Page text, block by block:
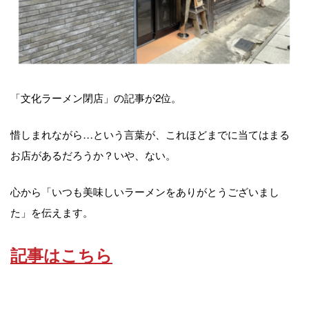
「文化ラーメン閉店」の記事が2位。
惜しまれながら…という言葉が、これほどまでに当てはまる
お店があるだろうか？いや、ない。
心から「いつも美味しいラーメンをありがとうございまし
た」を伝えます。
記事はこちら